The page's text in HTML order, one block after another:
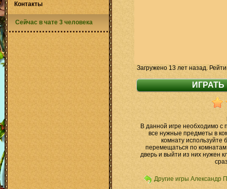
Загружено 13 лет назад.
В данной игре необходимо
все нужные предметы в
комнату используйте
перемещаться по
дверь и выйти из них нужен
Другие игры Александр
Контакты
Сейчас в чате 3 человека